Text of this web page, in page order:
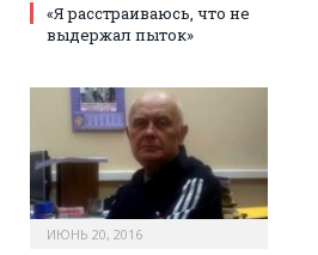
«Я расстраиваюсь, что не
выдержал пыток»
ИЮНЬ 20, 2016